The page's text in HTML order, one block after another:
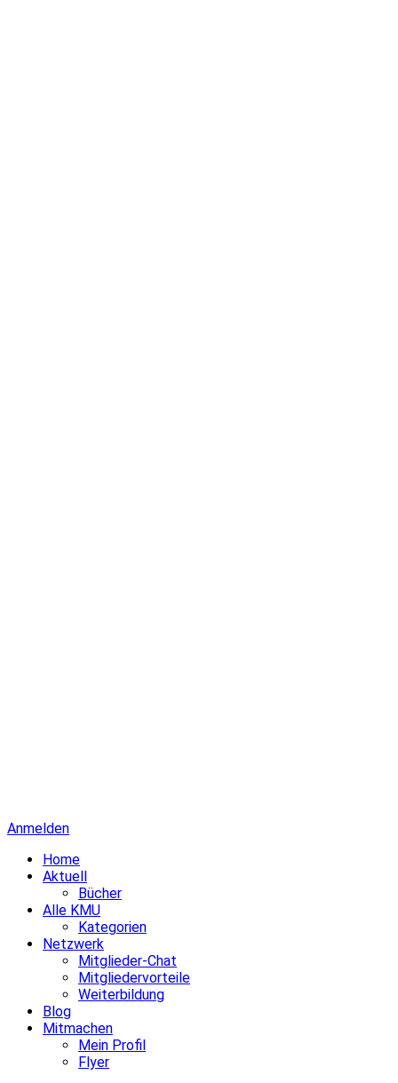
Anmelden
Home
Aktuell
Bücher
Alle KMU
Kategorien
Netzwerk
Mitglieder-Chat
Mitgliedervorteile
Weiterbildung
Blog
Mitmachen
Mein Profil
Flyer